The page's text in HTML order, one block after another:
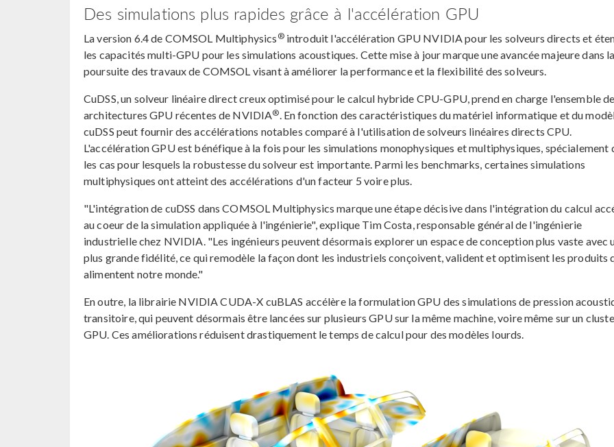
Des simulations plus rapides grâce à l'accélération GPU
La version 6.4 de COMSOL Multiphysics ®introduit l'accélération GPU NVIDIA pour les solveurs directs et
les capacités multi-GPU pour les simulations acoustiques. Cette mise à jour marque une avancée majeure dans la
poursuite des travaux de COMSOL visant à améliorer la performance et la flexibilité des solveurs.
CuDSS, un solveur linéaire direct creux optimisé pour le calcul hybride CPU-GPU, prend en charge l'ensemble
architectures GPU récentes de NVIDIA®. En fonction des caractéristiques du matériel informatique et du
cuDSS peut fournir des accélérations notables comparé à l'utilisation de solveurs linéaires directs CPU.
L'accélération GPU est bénéfique à la fois pour les simulations monophysiques et multiphysiques, spécialement
les cas pour lesquels la robustesse du solveur est importante. Parmi les benchmarks, certaines simulations
multiphysiques ont atteint des accélérations d'un facteur 5 voire plus.
"L'intégration de cuDSS dans COMSOL Multiphysics marque une étape décisive dans l'intégration du calcul
au coeur de la simulation appliquée à l'ingénierie", explique Tim Costa, responsable général de l'ingénierie
industrielle chez NVIDIA. "Les ingénieurs peuvent désormais explorer un espace de conception plus vaste avec
plus grande fidélité, ce qui remodèle la façon dont les industriels conçoivent, valident et optimisent les produits
alimentent notre monde."
En outre, la librairie NVIDIA CUDA-X cuBLAS accélère la formulation GPU des simulations de pression
transitoire, qui peuvent désormais être lancées sur plusieurs GPU sur la même machine, voire même sur un
GPU. Ces améliorations réduisent drastiquement le temps de calcul pour des modèles lourds.